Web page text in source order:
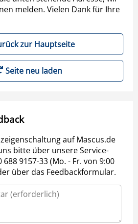
melden. Vielen Dank für Ihre
zur Hauptseite
Seite neu laden
auf Mascus.de
bitte über unsere Service-
688 9157-33 (Mo. - Fr. von 9:00
über das Feedbackformular.